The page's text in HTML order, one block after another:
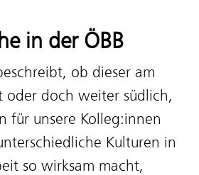
in der ÖBB
ob dieser am
oder doch weiter südlich,
für unsere Kolleg:innen
Kulturen in
so wirksam macht,